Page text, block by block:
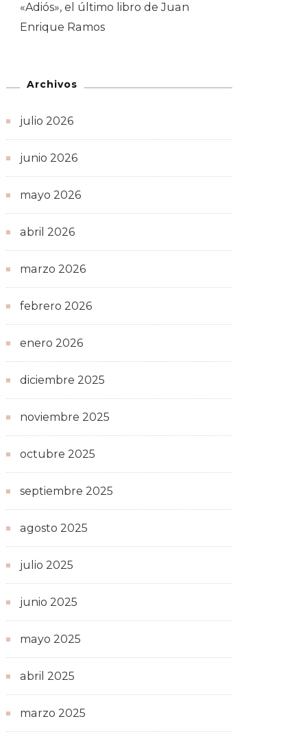
«Adiós», el último libro de Juan
Enrique Ramos
Archivos
julio 2026
junio 2026
mayo 2026
abril 2026
marzo 2026
febrero 2026
enero 2026
diciembre 2025
noviembre 2025
octubre 2025
septiembre 2025
agosto 2025
julio 2025
junio 2025
mayo 2025
abril 2025
marzo 2025